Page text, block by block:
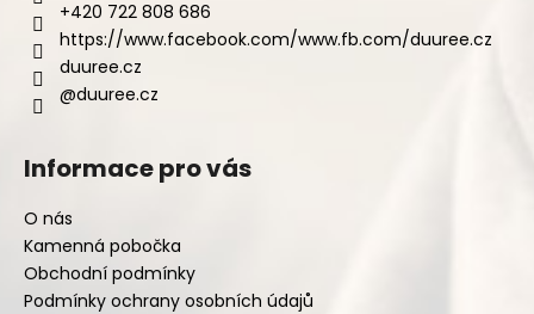
+420 722 808 686
https://www.facebook.com/www.fb.com/duuree.cz
duuree.cz
@duuree.cz
Informace pro vás
O nás
Kamenná pobočka
Obchodní podmínky
Podmínky ochrany osobních údajů